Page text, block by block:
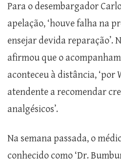
Para o desembargador
apelação, ‘houve falha na
ensejar devida reparação’.
afirmou que o
aconteceu à distância, ‘por
atendente a recomendar
analgésicos’.
Na semana passada, o
conhecido como ‘Dr.